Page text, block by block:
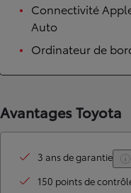
Connectivité
Auto
Ordinateur de
Avantages Toyota
3 ans de garantie
150 points de